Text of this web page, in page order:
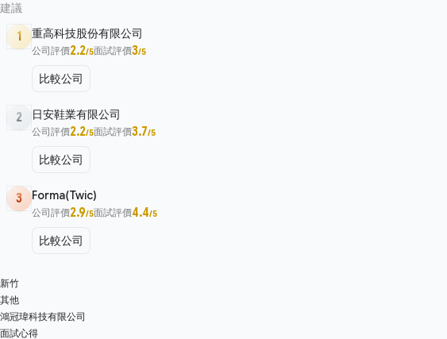
建議
1 重高科技股份有限公司
公司評價2.2/5面試評價3/5
比較公司
2 日安鞋業有限公司
公司評價2.2/5面試評價3.7/5
比較公司
3 Forma(Twic)
公司評價2.9/5面試評價4.4/5
比較公司
新竹
其他
鴻冠瑋科技有限公司
面試心得